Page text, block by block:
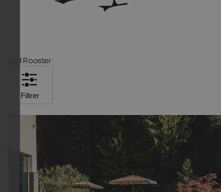
Red Rooster
Filtrer